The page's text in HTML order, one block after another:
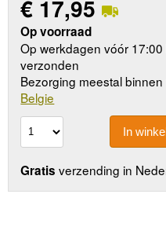
€ 17,95
Op voorraad
Op werkdagen vóór
verzonden
Bezorging meestal
Belgie
In
Gratis verzending in